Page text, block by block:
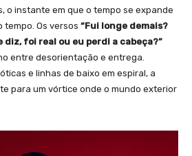
o instante em que o tempo se expande
tempo. Os versos “Fui longe demais?
diz, foi real ou eu perdi a cabeça?”
entre desorientação e entrega.
e linhas de baixo em espiral, a
para um vórtice onde o mundo exterior